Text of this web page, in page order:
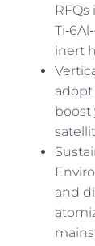
RFQs
inert
adopt
boost
and